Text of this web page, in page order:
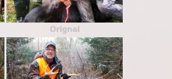
Orignal